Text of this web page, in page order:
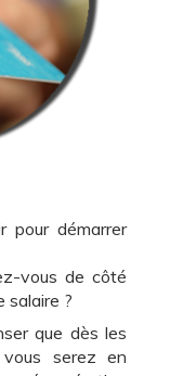
pour démarrer
vous de côté
salaire ?
que dès les
serez en